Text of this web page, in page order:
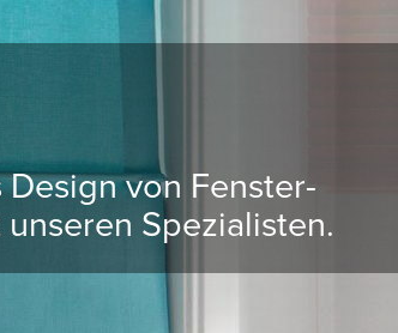
von Fenster-
Spezialisten.